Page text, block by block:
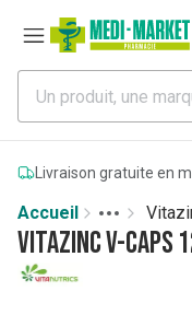
Livraison gratuite en
Accueil
More
Toggle menu
Vitazinc V-caps